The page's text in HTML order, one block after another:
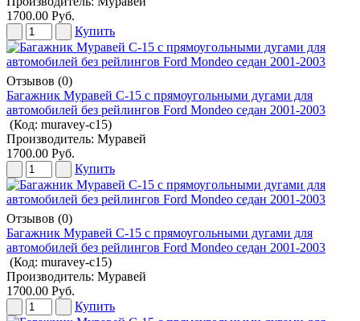
1700.00 Руб.
Купить
Отзывов (0)
Багажник Муравей С-15 с прямоугольными дугами для
автомобилей без рейлингов Ford Mondeo седан 2001-2003
(Код: muravey-c15)
Производитель: Муравей
1700.00 Руб.
Купить
Отзывов (0)
Багажник Муравей С-15 с прямоугольными дугами для
автомобилей без рейлингов Ford Mondeo седан 2001-2003
(Код: muravey-c15)
Производитель: Муравей
1700.00 Руб.
Купить